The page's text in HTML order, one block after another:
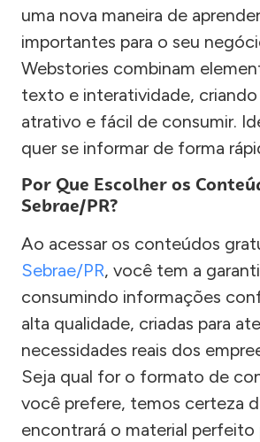
uma nova maneira de
importantes para o seu
Webstories combinam
texto e interatividade,
atrativo e fácil de consumir.
quer se informar de forma
Por Que Escolher os
Sebrae/PR?
Ao acessar os conteúdos
Sebrae/PR, você tem a
consumindo informações
alta qualidade, criadas para
necessidades reais dos
Seja qual for o formato de
você prefere, temos certeza
encontrará o material perfeito